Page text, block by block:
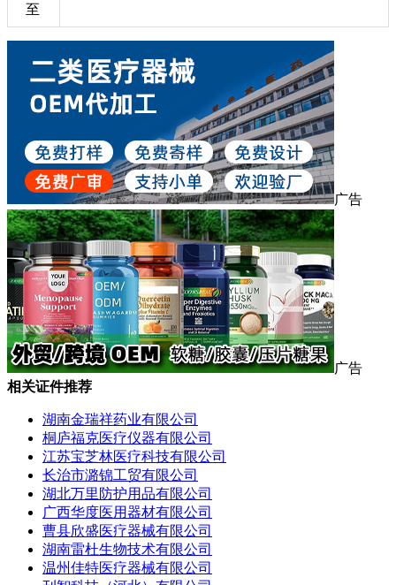
至
广告
广告
相关证件推荐
湖南金瑞祥药业有限公司
桐庐福克医疗仪器有限公司
江苏宝芝林医疗科技有限公司
长治市潞锦工贸有限公司
湖北万里防护用品有限公司
广西华度医用器材有限公司
曹县欣盛医疗器械有限公司
湖南雷杜生物技术有限公司
温州佳特医疗器械有限公司